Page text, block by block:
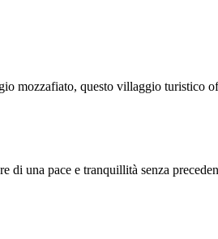
mozzafiato, questo villaggio turistico
una pace e tranquillità senza